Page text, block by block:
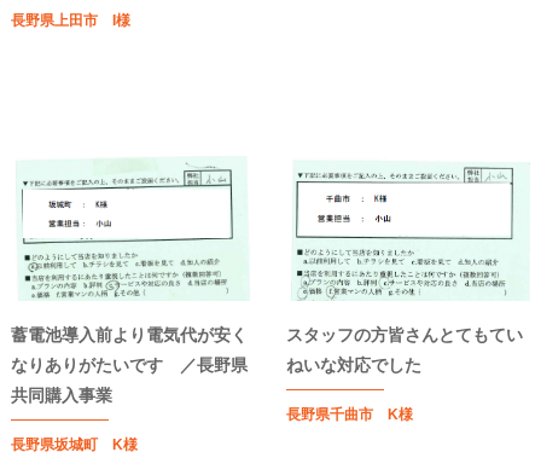
長野県上田市 I様
蓄電池導入前より電気代が安く
なりありがたいです ／長野県
共同購入事業
長野県坂城町 K様
スタッフの方皆さんとてもてい
ねいな対応でした
長野県千曲市 K様